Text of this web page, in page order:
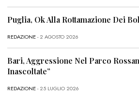
Puglia, Ok Alla Rottamazione Dei
REDAZIONE- 2 AGOSTO 2026
Bari, Aggressione Nel Parco
Inascoltate”
REDAZIONE- 25 LUGLIO 2026